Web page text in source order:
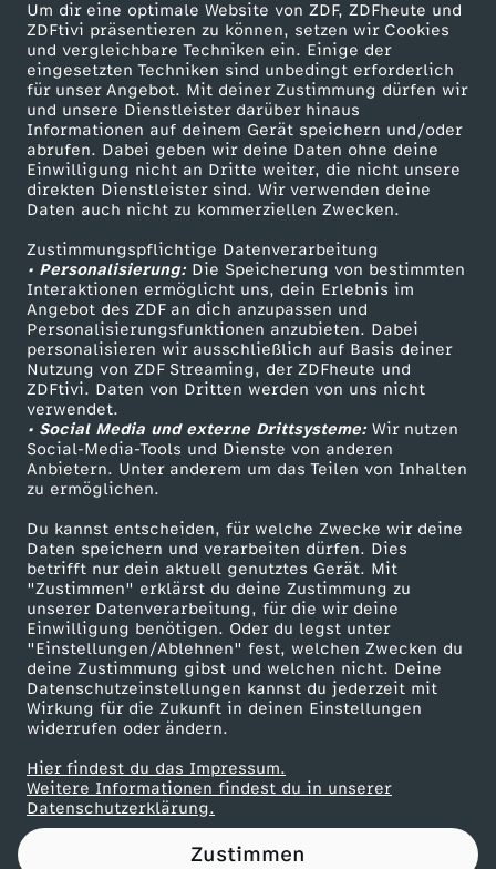
Um dir eine optimale Website von ZDF, ZDFheute und
ZDFtivi präsentieren zu können, setzen wir Cookies
und vergleichbare Techniken ein. Einige der
eingesetzten Techniken sind unbedingt erforderlich
für unser Angebot. Mit deiner Zustimmung dürfen wir
und unsere Dienstleister darüber hinaus
Informationen auf deinem Gerät speichern und/oder
abrufen. Dabei geben wir deine Daten ohne deine
Einwilligung nicht an Dritte weiter, die nicht unsere
direkten Dienstleister sind. Wir verwenden deine
Daten auch nicht zu kommerziellen Zwecken.
Zustimmungspflichtige Datenverarbeitung
• Personalisierung:Die Speicherung von bestimmten
Interaktionen ermöglicht uns, dein Erlebnis im
Angebot des ZDF an dich anzupassen und
Personalisierungsfunktionen anzubieten. Dabei
personalisieren wir ausschließlich auf Basis deiner
Nutzung von ZDF Streaming, der ZDFheute und
ZDFtivi. Daten von Dritten werden von uns nicht
verwendet.
• Social Media und externe Drittsysteme:Wir nutzen
Social-Media-Tools und Dienste von anderen
Anbietern. Unter anderem um das Teilen von Inhalten
zu ermöglichen.
Du kannst entscheiden, für welche Zwecke wir deine
Daten speichern und verarbeiten dürfen. Dies
betrifft nur dein aktuell genutztes Gerät. Mit
"Zustimmen" erklärst du deine Zustimmung zu
unserer Datenverarbeitung, für die wir deine
Einwilligung benötigen. Oder du legst unter
"Einstellungen/Ablehnen" fest, welchen Zwecken du
deine Zustimmung gibst und welchen nicht. Deine
Datenschutzeinstellungen kannst du jederzeit mit
Wirkung für die Zukunft in deinen Einstellungen
widerrufen oder ändern.
Hier findest du das Impressum.
Weitere Informationen findest du in unserer
Datenschutzerklärung.
Zustimmen
:
W
T
F
i
s
J
u
l
e
?
!
Mehr ZDF
ZDF-Apps
Smart TV
ZDFtext
Livestreams
Sendungen A-Z
TV-Programm
Service
ZDFmitreden
Kontakt zum ZDF
Tickets
Zuschauerservice
Hilfe
ZDF Unternehmen
Karriere
ZDF goes Schule
Werbefernsehen
Mainzelmännchen
Partner